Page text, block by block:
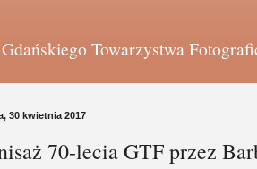
Towarzystwa
30 kwietnia 2017
70-lecia GTF przez